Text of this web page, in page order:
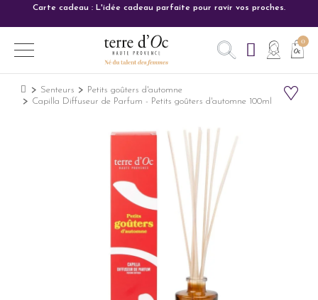
Carte cadeau : L'idée cadeau parfaite pour ravir vos proches.
Senteurs
Petits goûters d'automne
Capilla Diffuseur de Parfum - Petits goûters d'automne 100ml